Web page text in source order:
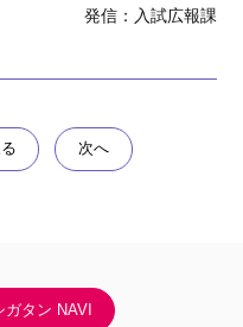
発信：入試広報課
次へ
タン NAVI